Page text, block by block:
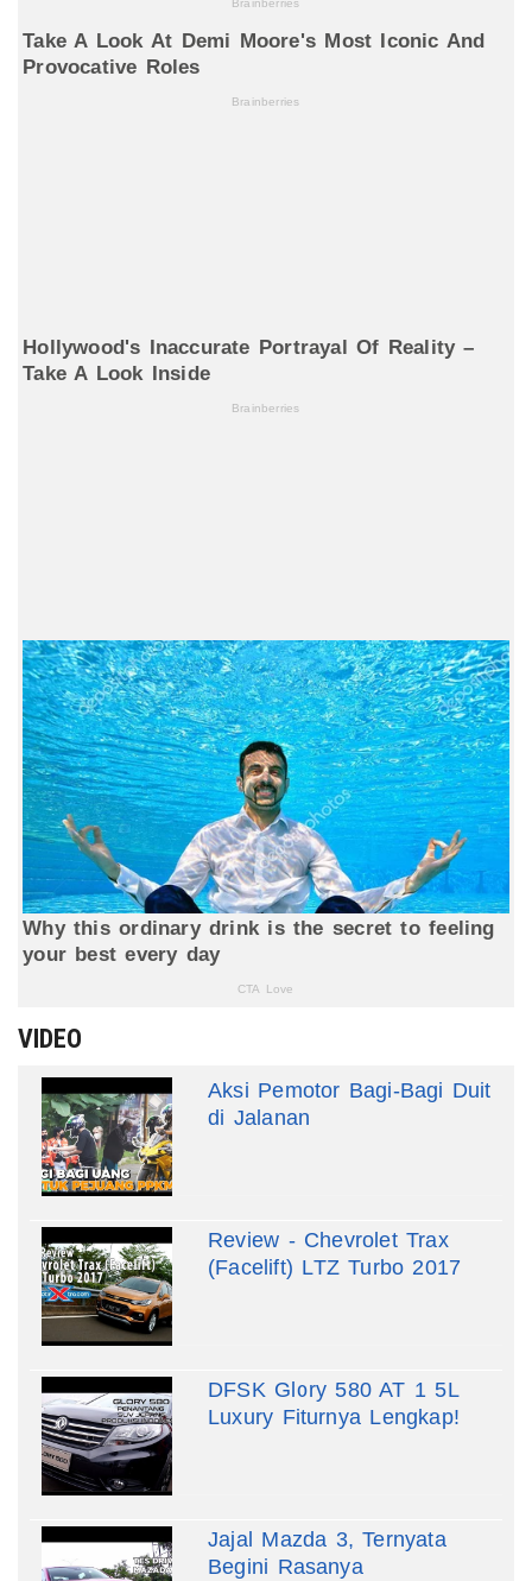
VIDEO
Aksi Pemotor Bagi-Bagi Duit
di Jalanan
Review - Chevrolet Trax
(Facelift) LTZ Turbo 2017
DFSK Glory 580 AT 1 5L
Luxury Fiturnya Lengkap!
Jajal Mazda 3, Ternyata
Begini Rasanya